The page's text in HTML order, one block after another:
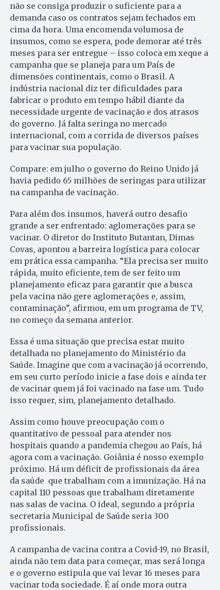
não se consiga produzir o suficiente para a
demanda caso os contratos sejam fechados em
cima da hora. Uma encomenda volumosa de
insumos, como se espera, pode demorar até três
meses para ser entregue – isso coloca em xeque a
campanha que se planeja para um País de
dimensões continentais, como o Brasil. A
indústria nacional diz ter dificuldades para
fabricar o produto em tempo hábil diante da
necessidade urgente de vacinação e dos atrasos
do governo. Já falta seringa no mercado
internacional, com a corrida de diversos países
para vacinar sua população.
Compare: em julho o governo do Reino Unido já
havia pedido 65 milhões de seringas para utilizar
na campanha de vacinação.
Para além dos insumos, haverá outro desafio
grande a ser enfrentado: aglomerações para se
vacinar. O diretor do Instituto Butantan, Dimas
Covas, apontou a barreira logística para colocar
em prática essa campanha. “Ela precisa ser muito
rápida, muito eficiente, tem de ser feito um
planejamento eficaz para garantir que a busca
pela vacina não gere aglomerações e, assim,
contaminação”, afirmou, em um programa de TV,
no começo da semana anterior.
Essa é uma situação que precisa estar muito
detalhada no planejamento do Ministério da
Saúde. Imagine que com a vacinação já ocorrendo,
em seu curto período inicie a fase dois e ainda ter
de vacinar quem já foi vacinado na fase um. Tudo
isso requer, sim, planejamento detalhado.
Assim como houve preocupação com o
quantitativo de pessoal para atender nos
hospitais quando a pandemia chegou ao País, há
agora com a vacinação. Goiânia é nosso exemplo
próximo. Há um déficit de profissionais da área
da saúde que trabalham com a imunização. Há na
capital 110 pessoas que trabalham diretamente
nas salas de vacina. O ideal, segundo a própria
secretaria Municipal de Saúde seria 300
profissionais.
A campanha de vacina contra a Covid-19, no Brasil,
ainda não tem data para começar, mas será longa
e o governo estipula que vai levar 16 meses para
vacinar toda sociedade. É aí onde mora outra